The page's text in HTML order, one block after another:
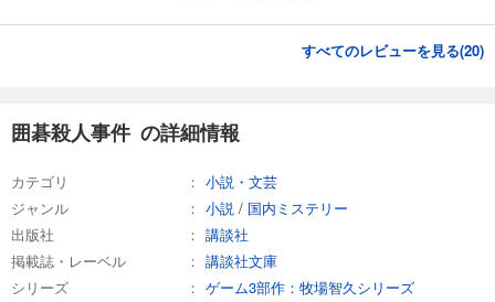
すべてのレビューを見る(20)
囲碁殺人事件 の詳細情報
カテゴリ
小説・文芸
ジャンル
小説 / 国内ミステリー
出版社
講談社
掲載誌・レーベル
講談社文庫
シリーズ
ゲーム3部作：牧場智久シリーズ